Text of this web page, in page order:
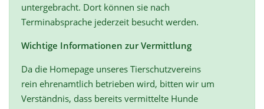
untergebracht. Dort können sie nach
Terminabsprache jederzeit besucht werden.
Wichtige Informationen zur Vermittlung
Da die Homepage unseres Tierschutzvereins
rein ehrenamtlich betrieben wird, bitten wir um
Verständnis, dass bereits vermittelte Hunde